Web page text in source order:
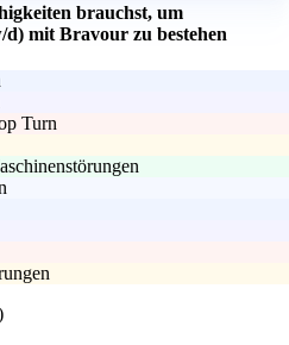
brauchst, um
mit Bravour zu bestehen
Turn